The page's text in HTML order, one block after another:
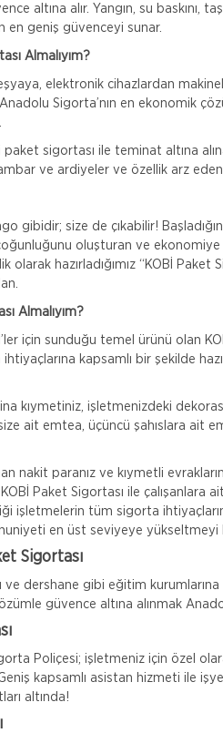
altına alır. Yangın, su baskını,
en geniş güvenceyi sunar.
Almalıyım?
elektronik cihazlardan
Anadolu Sigorta’nın en ekonomik
paket sigortası ile teminat altına
ve ardiyeler ve özellik arz eden
gibidir; size de çıkabilir!
oluşturan ve
olarak hazırladığımız “KOBİ
Almalıyım?
için sunduğu temel ürünü olan
kapsamlı bir şekilde
kıymetiniz, işletmenizdeki
ait emtea, üçüncü şahıslara
nakit paranız ve kıymetli
KOBİ Paket Sigortası ile çalışanlara
işletmelerin tüm sigorta
en üst seviyeye
Sigortası
ve dershane gibi eğitim
güvence altına alınmak
Poliçesi; işletmeniz için özel
kapsamlı asistan hizmeti ile
altında!